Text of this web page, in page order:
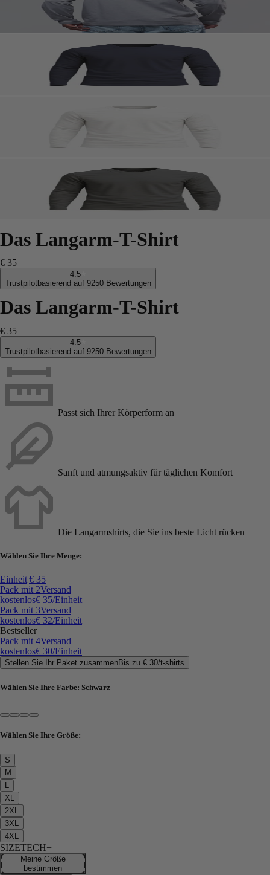
Das Langarm-T-Shirt
€ 35
4.5
Trustpilotbasierend auf 9250 Bewertungen
Das Langarm-T-Shirt
€ 35
4.5
Trustpilotbasierend auf 9250 Bewertungen
Passt sich Ihrer Körperform an
Sanft und atmungsaktiv für täglichen Komfort
Die Langarmshirts, die Sie ins beste Licht rücken
Wählen Sie Ihre Menge:
Einheit|€ 35
Pack mit 2Versand
kostenlos€ 35/Einheit
Pack mit 3Versand
kostenlos€ 32/Einheit
Bestseller
Pack mit 4Versand
kostenlos€ 30/Einheit
Stellen Sie Ihr Paket zusammenBis zu € 30/t-shirts
Wählen Sie Ihre Farbe: Schwarz
Wählen Sie Ihre Größe:
S
M
XL
2XL
3XL
4XL
SIZETECH+
Meine Größe
bestimmen